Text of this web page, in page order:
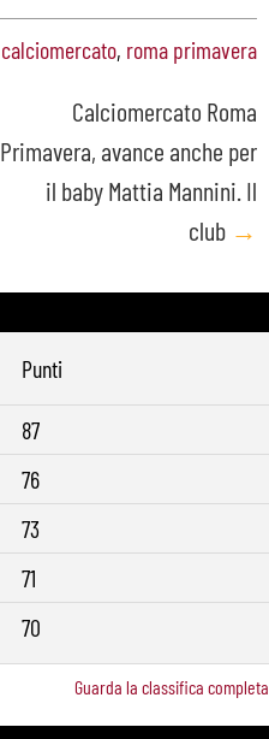
calciomercato, roma primavera
Calciomercato Roma
Primavera, avance anche per
il baby Mattia Mannini. Il
club →
Punti
87
76
73
71
70
Guarda la classifica completa